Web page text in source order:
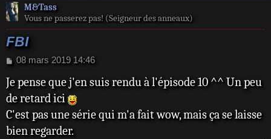
M&Tass
Vous ne passerez pas! (Seigneur des anneaux)
FBI
M
s
s
a
g
e
08 mars 2019 14:46
Je pense que j'en suis rendu à l'épisode 10 ^^ Un peu
de retard ici
C'est pas une série qui m'a fait wow, mais ça se laisse
bien regarder.